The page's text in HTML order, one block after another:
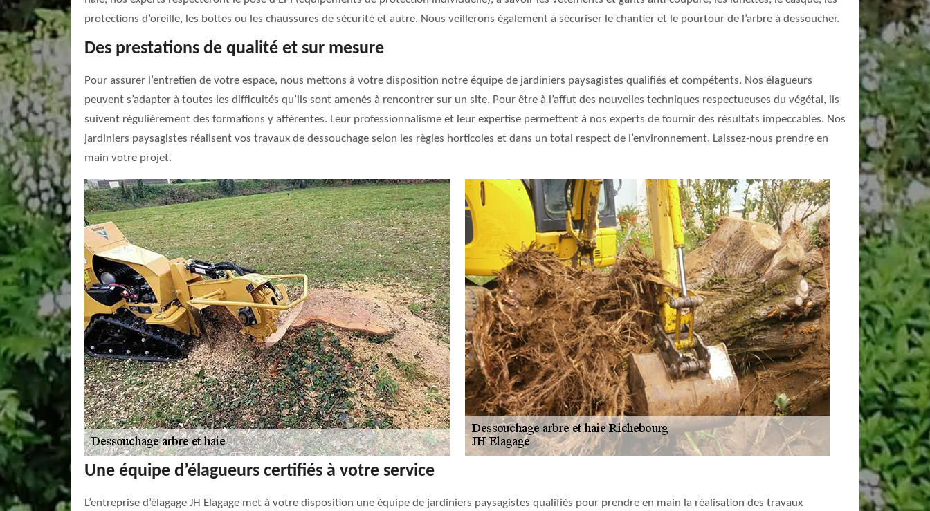
protections d’oreille, les bottes ou les chaussures de sécurité et autre. Nous veillerons également à sécuriser le chantier et le pourtour de l’arbre à dessoucher.
Des prestations de qualité et sur mesure
Pour assurer l’entretien de votre espace, nous mettons à votre disposition notre équipe de jardiniers paysagistes qualifiés et compétents. Nos élagueurs
peuvent s’adapter à toutes les difficultés qu’ils sont amenés à rencontrer sur un site. Pour être à l’affut des nouvelles techniques respectueuses du végétal, ils
suivent régulièrement des formations y afférentes. Leur professionnalisme et leur expertise permettent à nos experts de fournir des résultats impeccables. Nos
jardiniers paysagistes réalisent vos travaux de dessouchage selon les règles horticoles et dans un total respect de l’environnement. Laissez-nous prendre en
main votre projet.
Une équipe d’élagueurs certifiés à votre service
L’entreprise d’élagage JH Elagage met à votre disposition une équipe de jardiniers paysagistes qualifiés pour prendre en main la réalisation des travaux